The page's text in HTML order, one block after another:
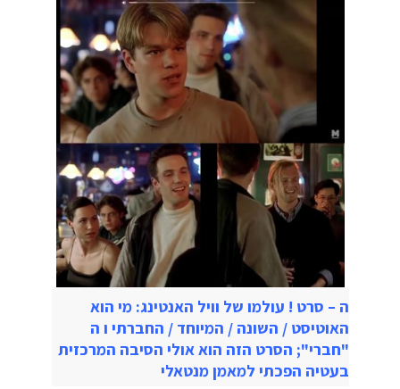
ה – סרט ! עולמו של וויל האנטינג: מי הוא
האוטיסט / השונה / המיוחד / החברתי ו ה
"חברי"; הסרט הזה הוא אולי הסיבה המרכזית
בעטיה הפכתי למאמן מנטאלי